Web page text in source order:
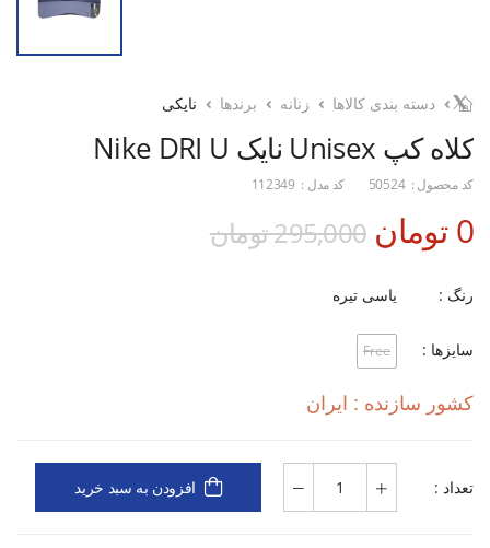
دسته بندی کالاها زنانه برندها نایکی
کلاه کپ Unisex نایک Nike DRI U
کد محصول : 50524 کد مدل : 112349
0 تومان 295,000 تومان
رنگ : یاسی تیره
سایزها : Free
کشور سازنده : ایران
تعداد : افزودن به سبد خرید